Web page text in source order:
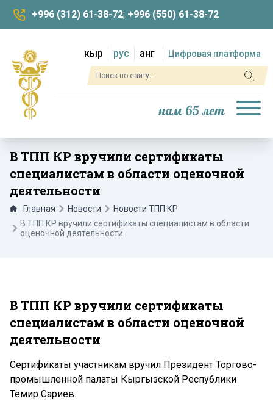
+996 (312) 61-38-72; +996 (550) 61-38-72
кыр рус анг Цифровая платформа
нам 65 лет
В ТПП КР вручили сертификаты
специалистам в области оценочной
деятельности
Главная Новости
Новости ТПП КР
В ТПП КР вручили сертификаты специалистам в области
оценочной деятельности
В ТПП КР вручили сертификаты
специалистам в области оценочной
деятельности
Сертификаты участникам вручил Президент Торгово-
промышленной палаты Кыргызской Республики
Темир Сариев.